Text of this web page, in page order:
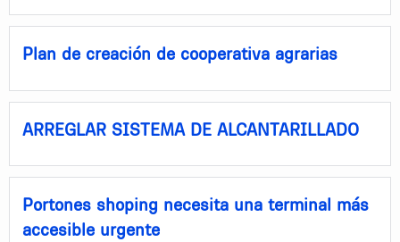
Plan de creación de cooperativa agrarias
ARREGLAR SISTEMA DE ALCANTARILLADO
Portones shoping necesita una terminal más
accesible urgente